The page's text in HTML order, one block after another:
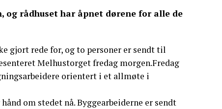
og rådhuset har åpnet dørene for alle de
gjort rede for, og to personer er sendt til
Melhustorget fredag morgen.Fredag
orientert i et allmøte i
om stedet nå. Byggearbeiderne er sendt